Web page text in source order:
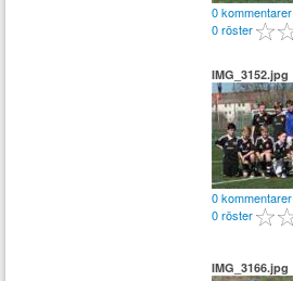
0 kommentarer
0 röster
IMG_3152.jpg
0 kommentarer
0 röster
IMG_3166.jpg